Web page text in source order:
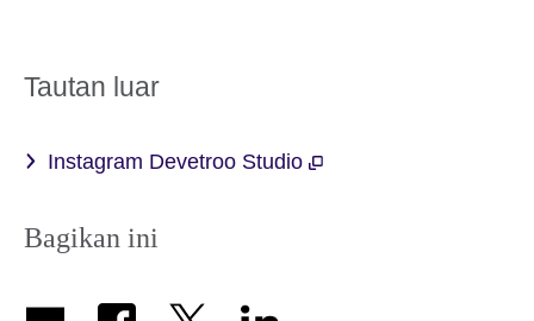
Tautan luar
Instagram Devetroo Studio
Bagikan ini